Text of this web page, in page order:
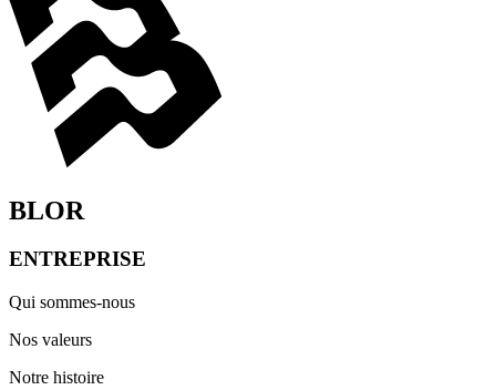
BLOR
ENTREPRISE
Qui sommes-nous
Nos valeurs
Notre histoire